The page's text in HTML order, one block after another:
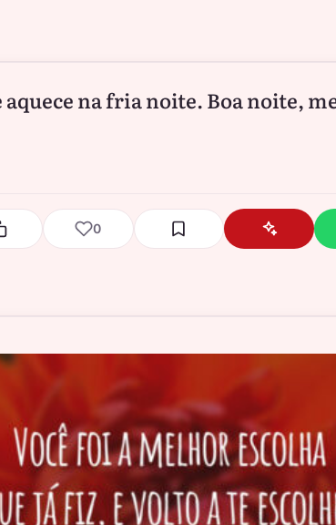
aquece na fria noite. Boa noite,
0